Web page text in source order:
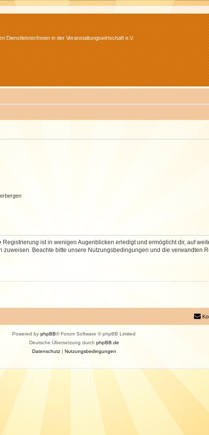
Dienstleister/Innen in der Veranstaltungswirtschaft e.V.
ist in wenigen Augenblicken erledigt und ermöglicht dir, auf
Beachte bitte unsere Nutzungsbedingungen und die verwandten
Powered by phpBB® Forum Software © phpBB Limited
Deutsche Übersetzung durch phpBB.de
Datenschutz| Nutzungsbedingungen